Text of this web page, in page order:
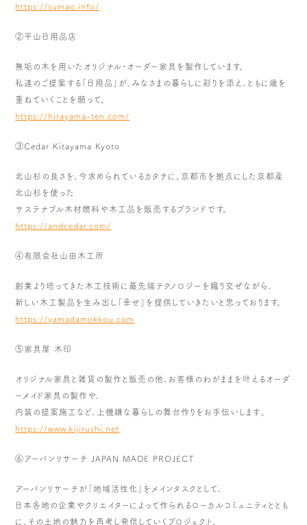
https://sumao.info/
②平山日用品店
無垢の木を用いたオリジナル・オーダー家具を製作しています。
私達のご提案する「日用品」が、みなさまの暮らしに彩りを添え、 ともに歳を
重ねていくことを願って。
https://hirayama-ten.com/
③Cedar Kitayama Kyoto
北山杉の良さを、今求められているカタチに。京都市を拠点にした 京都産
北山杉を使った
サステナブル木材燃料や木工品を販売するブランドです。
https://andcedar.com/
④有限会社山田木工所
創業より培ってきた木工技術に最先端テクノロジーを織り交ぜなが ら、
新しい木工製品を生み出し「幸せ」を提供していきたいと思ってお ります。
https://yamadamokkou.com
⑤家具屋 木印
オリジナル家具と雑貨の製作と販売の他、お客様のわがままを叶え るオーダ
ーメイド家具の製作や、
内装の提案施工など、上機嫌な暮らしの舞台作りをお手伝いします
https://www.kijirushi.net
⑥アーバンリサーチ JAPAN MADE PROJECT
アーバンリサーチが「地域活性化」をメインタスクとして、
日本各地の企業やクリエイターによって作られるローカルコミュニ ティととも
に、その土地の魅力を再考し発信していくプロジェクト